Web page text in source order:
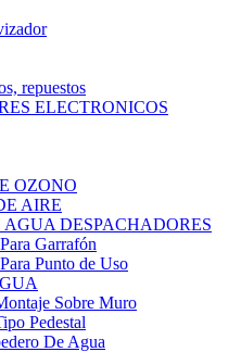
repuestos
ELECTRONICOS
OZONO
AIRE
DESPACHADORES
Garrafón
Punto de Uso
Sobre Muro
Pedestal
De Agua